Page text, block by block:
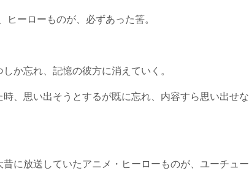
ーローものが、必ずあった筈。
か忘れ、記憶の彼方に消えていく。
、思い出そうとするが既に忘れ、内容すら思い出せな
に放送していたアニメ・ヒーローものが、ユーチュー